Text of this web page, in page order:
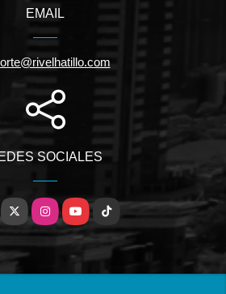
EMAIL
SOCIALES
X InstagramYouTubeTikTok